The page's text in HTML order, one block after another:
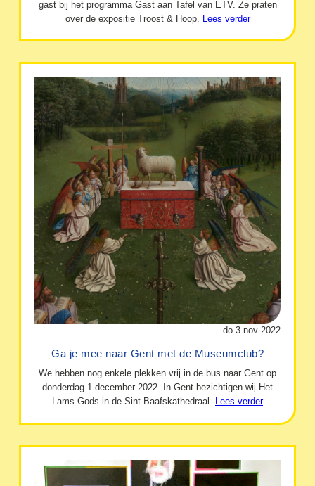
gast bij het programma Gast aan Tafel van ETV. Ze praten
over de expositie Troost & Hoop. Lees verder
do 3 nov 2022
Ga je mee naar Gent met de Museumclub?
We hebben nog enkele plekken vrij in de bus naar Gent op
donderdag 1 december 2022. In Gent bezichtigen wij Het
Lams Gods in de Sint-Baafskathedraal. Lees verder